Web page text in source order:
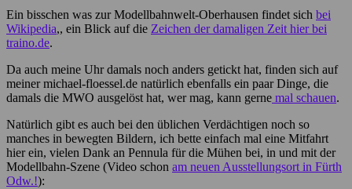
Ein bisschen was zur Modellbahnwelt-Oberhausen findet sich bei
Wikipedia,, ein Blick auf die Zeichen der damaligen Zeit hier bei
traino.de.
Da auch meine Uhr damals noch anders getickt hat, finden sich auf
meiner michael-floessel.de natürlich ebenfalls ein paar Dinge, die
damals die MWO ausgelöst hat, wer mag, kann gerne mal schauen.
Natürlich gibt es auch bei den üblichen Verdächtigen noch so
manches in bewegten Bildern, ich bette einfach mal eine Mitfahrt
hier ein, vielen Dank an Pennula für die Mühen bei, in und mit der
Modellbahn-Szene (Video schon am neuen Ausstellungsort in Fürth
Odw.!):